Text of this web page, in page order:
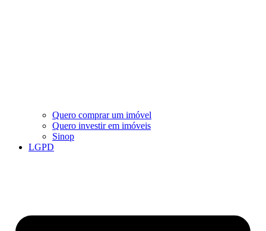
Quero comprar um imóvel
Quero investir em imóveis
Sinop
LGPD